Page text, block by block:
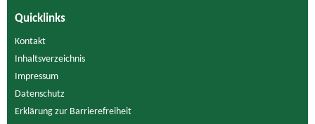
Quicklinks
Kontakt
Inhaltsverzeichnis
Impressum
Datenschutz
Erklärung zur Barrierefreiheit